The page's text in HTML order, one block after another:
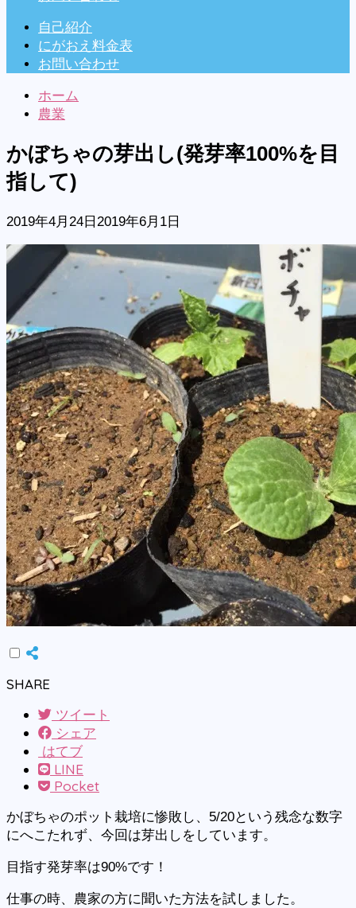
自己紹介
にがおえ料金表
お問い合わせ
ホーム
農業
かぼちゃの芽出し(発芽率100%を目
指して)
2019年4月24日 2019年6月1日
SHARE
ツイート
シェア
はてブ
LINE
Pocket
かぼちゃのポット栽培に惨敗し、5/20という残念な数字
にへこたれず、今回は芽出しをしています。
目指す発芽率は90%です！
仕事の時、農家の方に聞いた方法を試しました。